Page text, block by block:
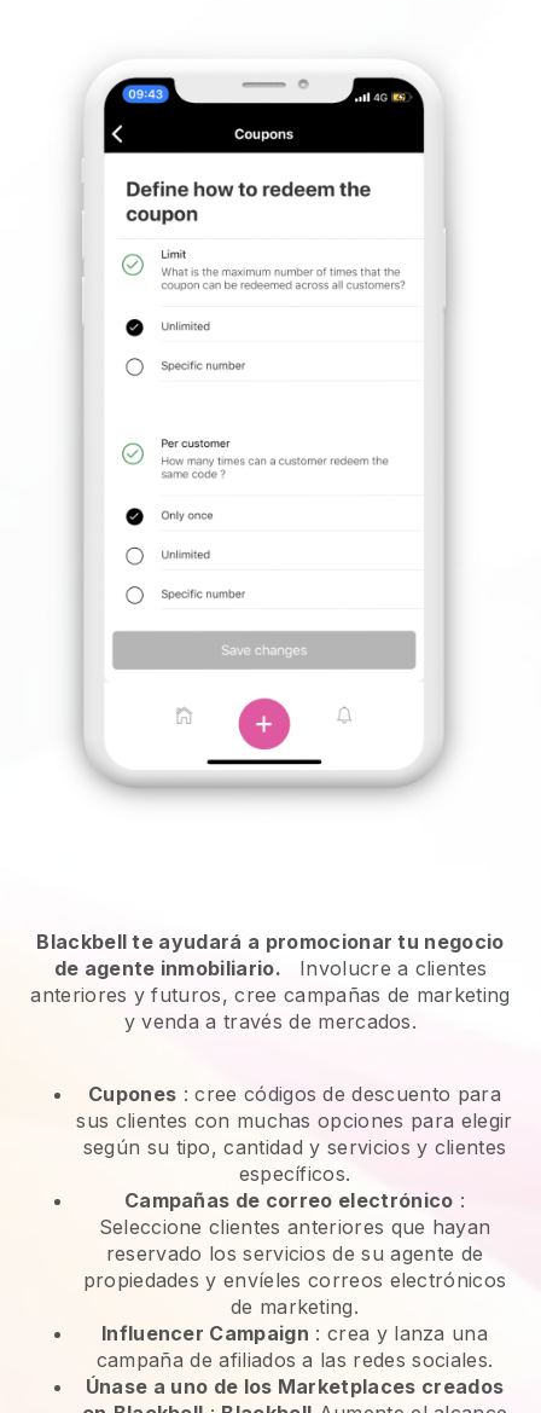
Blackbell te ayudará a promocionar tu negocio
de agente inmobiliario.
Involucre a clientes
anteriores y futuros, cree campañas de marketing
y venda a través de mercados.
Cupones : cree códigos de descuento para
sus clientes con muchas opciones para elegir
según su tipo, cantidad y servicios y clientes
específicos.
Campañas de correo electrónico :
Seleccione clientes anteriores que hayan
reservado los servicios de su agente de
propiedades y envíeles correos electrónicos
de marketing.
Influencer Campaign : crea y lanza una
campaña de afiliados a las redes sociales.
Únase a uno de los Marketplaces creados